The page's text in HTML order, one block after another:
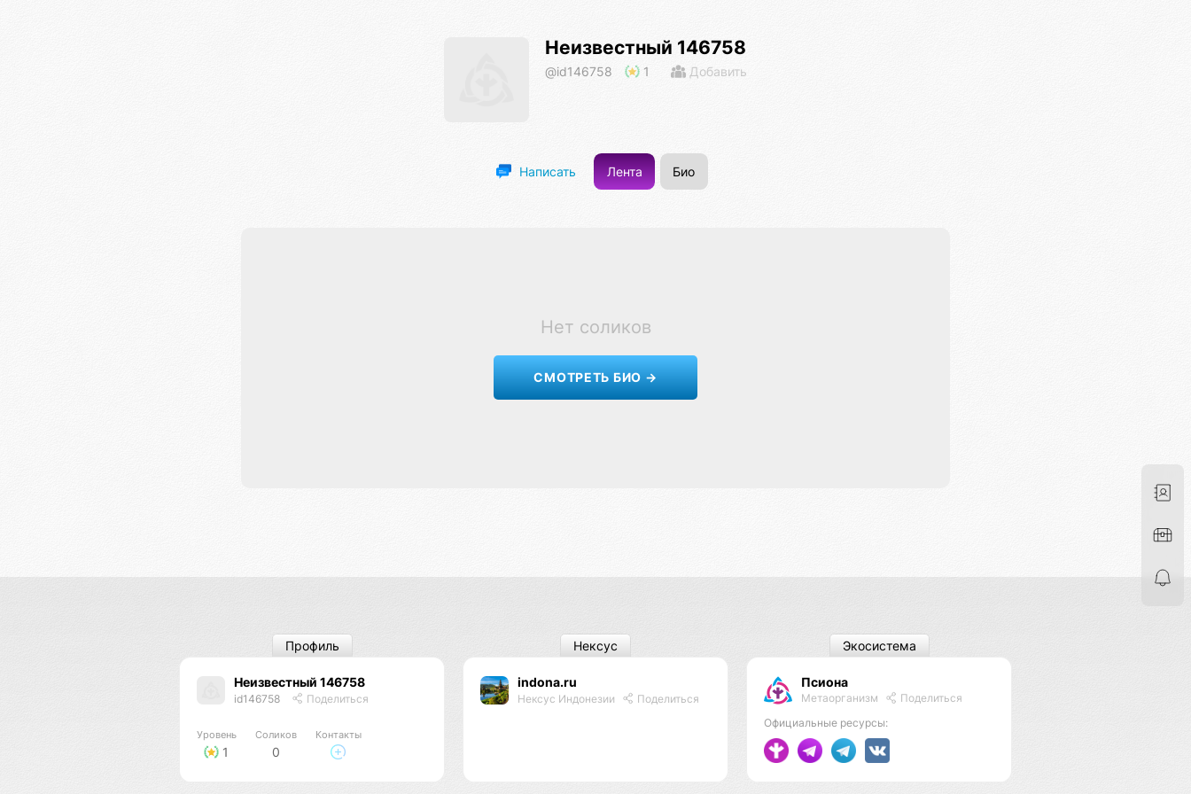
Неизвестный 146758
@id146758 1 Добавить
Написать Лента Био
Нет соликов
СМОТРЕТЬ БИО →
Неизвестный 146758
id146758 Поделиться
Уровень
1
Соликов
0
Контакты
Профиль
indona.ru
Нексус Индонезии Поделиться
Нексус
Псиона
Метаорганизм
Поделиться
Официальные ресурсы:
Экосистема